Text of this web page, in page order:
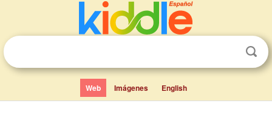
Web Imágenes English